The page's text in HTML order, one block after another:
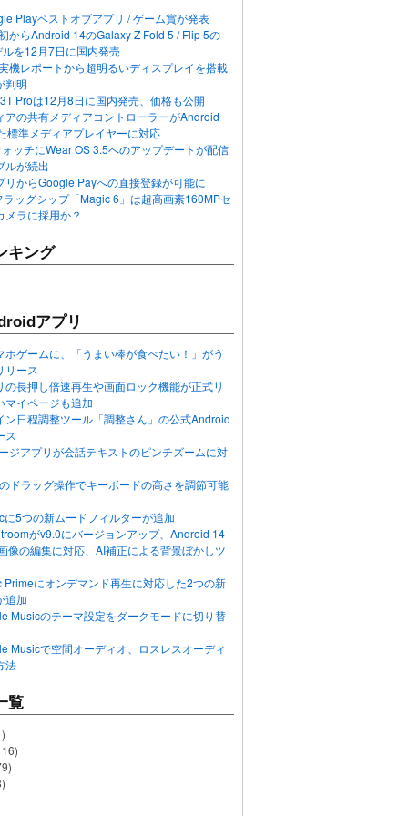
Playベストオブアプリ / ゲーム賞が発表
からAndroid 14のGalaxy Z Fold 5 / Flip 5の
を12月7日に国内発売
機レポートから超明るいディスプレイを搭載
判明
Proは12月8日に国内発売、価格も公開
アの共有メディアコントローラーがAndroid
標準メディアプレイヤーに対応
ッチにWear OS 3.5へのアップデートが配信
ルが続出
リからGoogle Payへの直接登録が可能に
ッグシップ「Magic 6」は超高画素160MPセ
メラに採用か？
キング
アプリ
ホゲームに、「うまい棒が食べたい！」がう
リース
の長押し倍速再生や画面ロック機能が正式リ
マイページも追加
ン日程調整ツール「調整さん」の公式Android
ス
ジアプリが会話テキストのピンチズームに対
ドラッグ操作でキーボードの高さを調節可能
に5つの新ムードフィルターが追加
がv9.0にバージョンアップ、Android 14
像の編集に対応、AI補正による背景ぼかしツ
Primeにオンデマンド再生に対応した2つの新
追加
Musicのテーマ設定をダークモードに切り替
Musicで空間オーディオ、ロスレスオーディ
法
覧